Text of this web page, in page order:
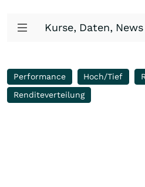
Kurse, Daten,
Performance Hoch/Tief
Renditeverteilung